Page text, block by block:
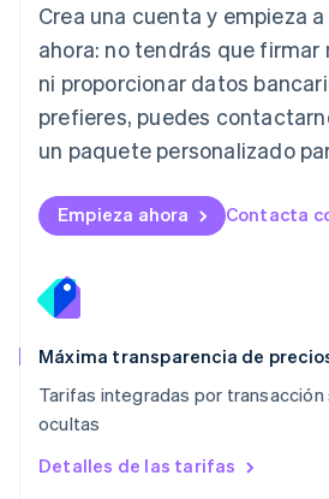
Crea una cuenta y empieza
ahora: no tendrás que
ni proporcionar datos
prefieres, puedes
un paquete personalizado
Empieza ahora Contacta
Máxima transparencia de
Tarifas integradas por
ocultas
Detalles de las tarifas
Deutsch English
Lituania
English
Luxemburgo
Français DeutschEnglish
English简体中文
English
México
Noruega
English
English
NederlandsEnglish
Polonia
English